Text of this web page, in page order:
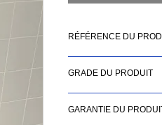
RÉFÉRENCE DU
GRADE DU PRODUIT
ESTHÉTIQUES
GARANTIE DU